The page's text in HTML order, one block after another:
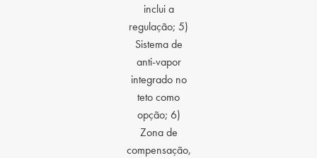
inclui a
regulação; 5)
Sistema de
anti-vapor
integrado no
teto como
opção; 6)
Zona de
compensação,